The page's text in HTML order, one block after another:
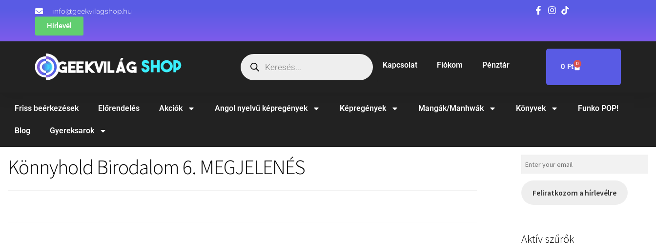
info@geekvilagshop.hu
Hírlevél
Kapcsolat Fiókom Pénztár 0 Ft 0
Friss beérkezések Előrendelés Akciók Angol nyelvű képregények Képregények Mangák/Manhwák Könyvek Funko POP!
Blog Gyereksarok
Könnyhold Birodalom 6. MEGJELENÉS
Feliratkozom a hírlevélre
Aktív szűrők